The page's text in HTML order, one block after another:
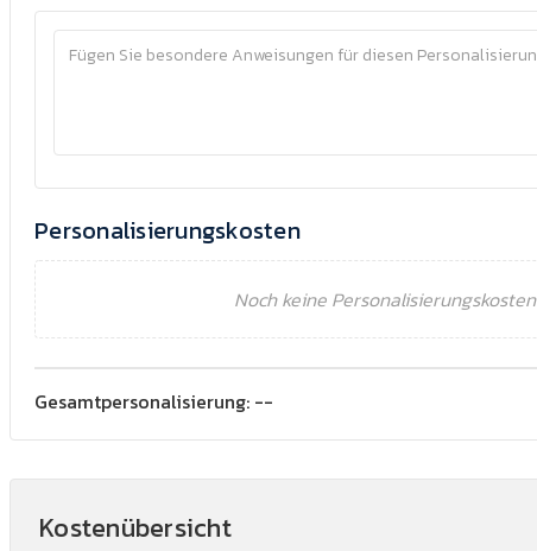
Personalisierungskosten
Noch keine Personalisierungskosten
Gesamtpersonalisierung: --
Kostenübersicht